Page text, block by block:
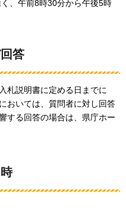
、午前8時30分から午後5時
答
札説明書に定める日までに
おいては、質問者に対し回答
する回答の場合は、県庁ホー